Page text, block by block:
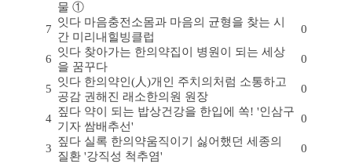
물 ①
7
잇다 마음충전소몸과 마음의 균형을 찾는 시
간 미리내힐빙클럽
0
6
잇다 찾아가는 한의약집이 병원이 되는 세상
을 꿈꾸다
0
5
잇다 한의약인(人)개인 주치의처럼 소통하고
공감 권해진 래소한의원 원장
0
4
짚다 약이 되는 밥상건강을 한입에 쏙! '인삼구
기자 쌈배추선'
0
3
짚다 실록 한의약움직이기 싫어했던 세종의
질환 '강직성 척추염'
0